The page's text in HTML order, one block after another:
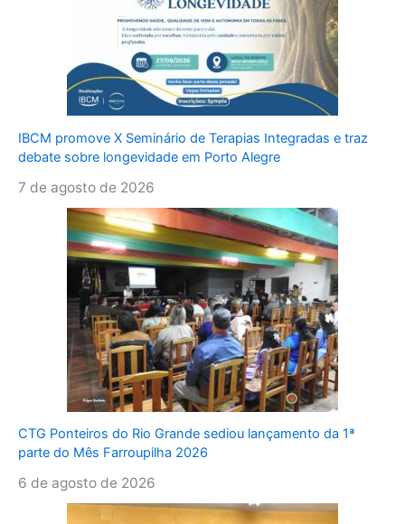
IBCM promove X Seminário de Terapias Integradas e traz
debate sobre longevidade em Porto Alegre
7 de agosto de 2026
CTG Ponteiros do Rio Grande sediou lançamento da 1ª
parte do Mês Farroupilha 2026
6 de agosto de 2026